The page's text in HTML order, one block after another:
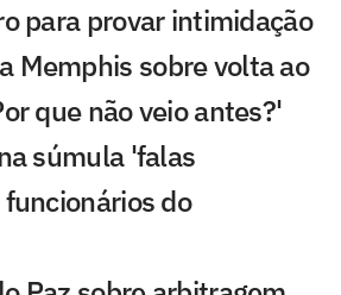
para provar intimidação
Memphis sobre volta ao
que não veio antes?'
súmula 'falas
do